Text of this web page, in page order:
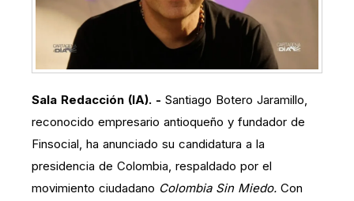
Sala Redacción (IA). - Santiago Botero Jaramillo,
reconocido empresario antioqueño y fundador de
Finsocial, ha anunciado su candidatura a la
presidencia de Colombia, respaldado por el
movimiento ciudadano Colombia Sin Miedo. Con